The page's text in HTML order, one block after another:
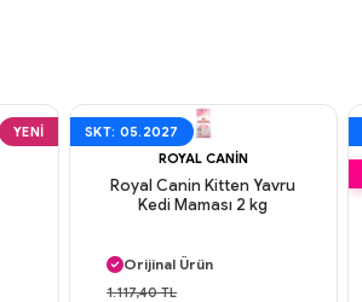
YENI
SKT: 05.2027
ROYAL CANIN
Royal Canin Kitten Yavru
Kedi Maması 2 kg
Orijinal Ürün
Güvenli Ödeme
1.117,40 TL